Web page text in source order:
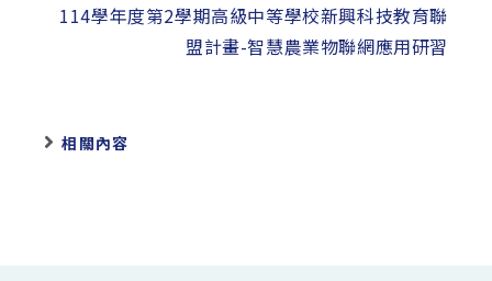
114學年度第2學期高級中等學校新興科技教育聯
盟計畫-智慧農業物聯網應用研習
相關內容